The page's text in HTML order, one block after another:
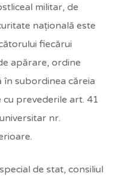
militar, de
naţională este
fiecărui
apărare, ordine
în subordinea căreia
prevederile art. 41
nr.
de stat, consiliul